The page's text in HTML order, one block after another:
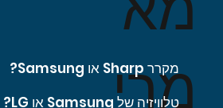
מרי
מקרר Sharp או Samsung?
טלוויזיה של Samsung או LG?